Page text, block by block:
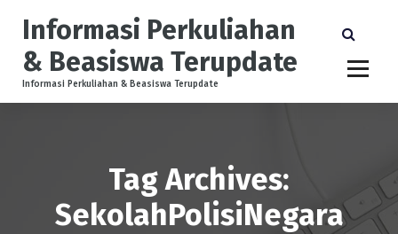
o
Informasi Perkuliahan
& Beasiswa Terupdate
Informasi Perkuliahan & Beasiswa Terupdate
Tag Archives:
SekolahPolisiNegara